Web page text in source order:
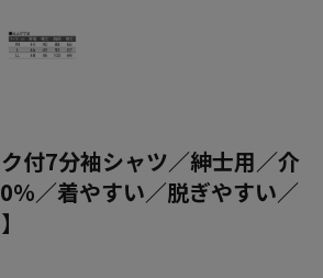
付7分袖シャツ／紳士用／介
％／着やすい／脱ぎやすい／